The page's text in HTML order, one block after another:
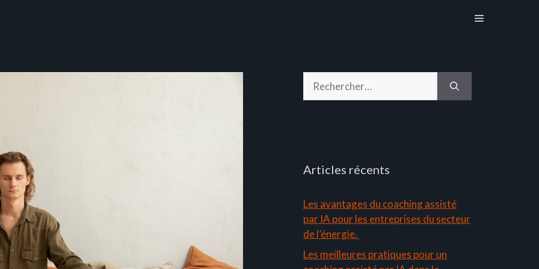
Menu
Articles récents
Les avantages du coaching assisté
par IA pour les entreprises du secteur
de l’énergie.
Les meilleures pratiques pour un